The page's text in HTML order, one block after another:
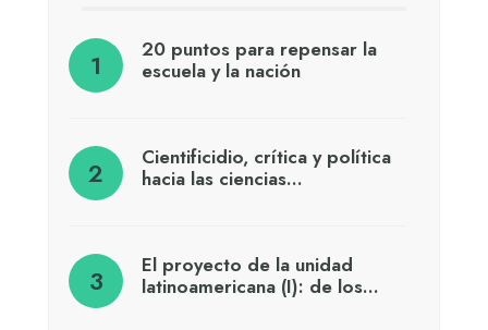
20 puntos para repensar la
escuela y la nación
Cientificidio, crítica y política
hacia las ciencias…
El proyecto de la unidad
latinoamericana (I): de los…